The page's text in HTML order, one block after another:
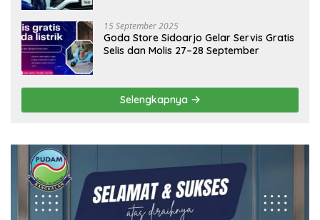
15 September 2025
Goda Store Sidoarjo Gelar Servis Gratis
Selis dan Molis 27–28 September
Selengkapnya